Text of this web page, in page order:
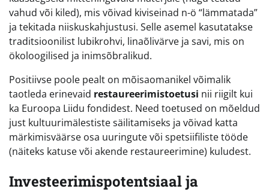
vahud või kiled), mis võivad kiviseinad n-ö “lämmatada”
ja tekitada niiskuskahjustusi. Selle asemel kasutatakse
traditsioonilist lubikrohvi, linaõlivärve ja savi, mis on
ökoloogilised ja inimsõbralikud.
Positiivse poole pealt on mõisaomanikel võimalik
taotleda erinevaid restaureerimistoetusi nii riigilt kui
ka Euroopa Liidu fondidest. Need toetused on mõeldud
just kultuurimälestiste säilitamiseks ja võivad katta
märkimisväärse osa uuringute või spetsiifiliste tööde
(näiteks katuse või akende restaureerimine) kuludest.
Investeerimispotentsiaal ja